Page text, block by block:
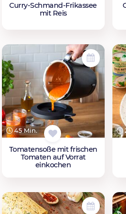
Curry-Schmand-Frikassee
mit Reis
45 Min.
Tomatensoße mit frischen
Tomaten auf Vorrat
einkochen